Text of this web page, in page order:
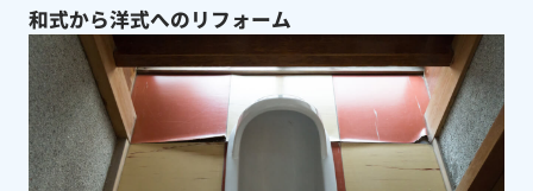
和式から洋式へのリフォーム